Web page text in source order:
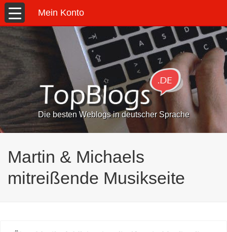
Mein Konto
Die besten Weblogs in deutscher Sprache
Martin & Michaels
mitreißende Musikseite